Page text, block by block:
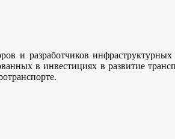
и разработчиков
в инвестициях в развитие